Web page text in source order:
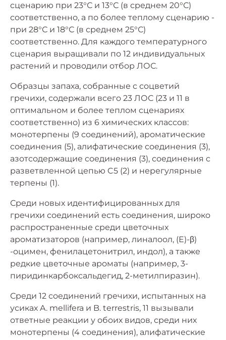
сценарию при 23°С и 13°С (в среднем 20°С)
соответственно, а по более теплому сценарию -
при 28°С и 18°С (в среднем 25°С)
соответственно. Для каждого температурного
сценария выращивали по 12 индивидуальных
растений и проводили отбор ЛОС.
Образцы запаха, собранные с соцветий
гречихи, содержали всего 23 ЛОС (23 и 11 в
оптимальном и более теплом сценариях
соответственно) из 6 химических классов:
монотерпены (9 соединений), ароматические
соединения (5), алифатические соединения (3),
азотсодержащие соединения (3), соединения с
разветвленной цепью C5 (2) и нерегулярные
терпены (1).
Среди новых идентифицированных для
гречихи соединений есть соединения, широко
распространенные среди цветочных
ароматизаторов (например, линалоол, (Е)-β)
-оцимен, фенилацетонитрил, индол), а также
редкие цветочные ароматы (например, 3-
пиридинкарбоксальдегид, 2-метилпиразин).
Среди 12 соединений гречихи, испытанных на
усиках A. mellifera и B. terrestris, 11 вызывали
ответные реакции у обоих видов, среди них
монотерпены (4 соединения), алифатические